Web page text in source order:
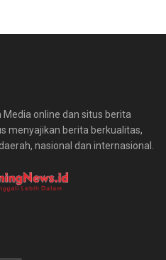
online dan situs berita
menyajikan berita berkualitas,
nasional dan internasional.